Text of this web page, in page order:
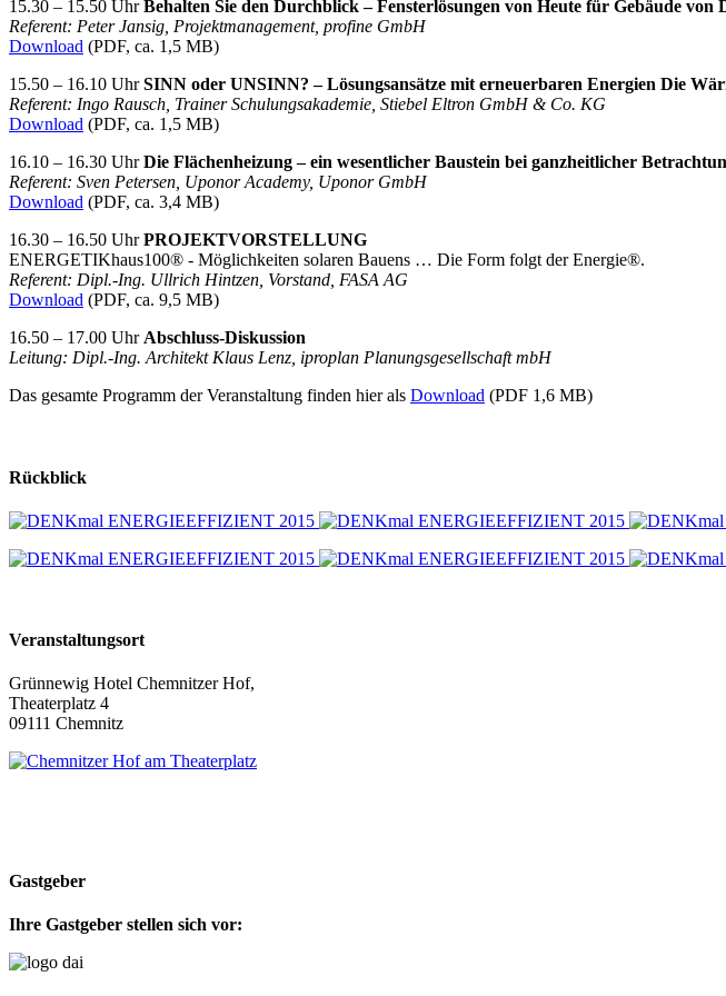
15.30 – 15.50 UhrBehalten Sie den Durchblick – Fensterlösungen von Heute für Gebäude von
Referent: Peter Jansig, Projektmanagement, profine GmbH
Download (PDF, ca. 1,5 MB)
15.50 – 16.10 UhrSINN oder UNSINN? – Lösungsansätze mit erneuerbaren Energien Die
Referent: Ingo Rausch, Trainer Schulungsakademie, Stiebel Eltron GmbH & Co. KG
Download (PDF, ca. 1,5 MB)
16.10 – 16.30 UhrDie Flächenheizung – ein wesentlicher Baustein bei ganzheitlicher
Referent: Sven Petersen, Uponor Academy, Uponor GmbH
Download (PDF, ca. 3,4 MB)
16.30 – 16.50 UhrPROJEKTVORSTELLUNG
ENERGETIKhaus100® - Möglichkeiten solaren Bauens … Die Form folgt der Energie®.
Referent: Dipl.-Ing. Ullrich Hintzen, Vorstand, FASA AG
Download (PDF, ca. 9,5 MB)
16.50 – 17.00 Uhr Abschluss-Diskussion
Leitung: Dipl.-Ing. Architekt Klaus Lenz, iproplan Planungsgesellschaft mbH
Das gesamte Programm der Veranstaltung finden hier als Download (PDF 1,6 MB)
Rückblick
Veranstaltungsort
Grünnewig Hotel Chemnitzer Hof,
Theaterplatz 4
09111 Chemnitz
Gastgeber
Ihre Gastgeber stellen sich vor: